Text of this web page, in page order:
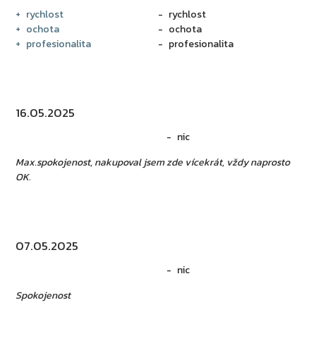
rychlost
ochota
profesionalita
rychlost
ochota
profesionalita
16.05.2025
nic
Max.spokojenost, nakupoval jsem zde vícekrát, vždy naprosto
OK.
07.05.2025
nic
Spokojenost